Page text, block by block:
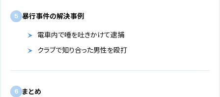
5 暴行事件の解決事例
電車内で唾を吐きかけて逮捕
クラブで知り合った男性を殴打
6 まとめ